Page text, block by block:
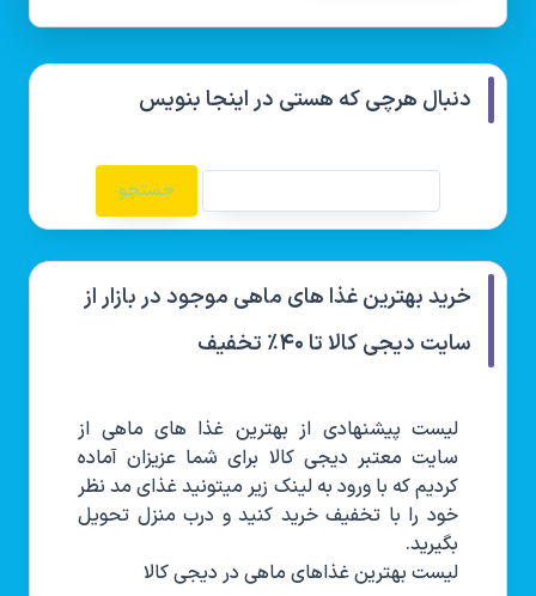
دنبال هرچی که هستی در اینجا بنویس
خرید بهترین غذا های ماهی موجود در بازار از
سایت دیجی کالا تا ۴۰٪ تخفیف
لیست پیشنهادی از بهترین غذا های ماهی از
سایت معتبر دیجی کالا برای شما عزیزان آماده
کردیم که با ورود به لینک زیر میتونید غذای مد نظر
خود را با تخفیف خرید کنید و درب منزل تحویل
بگیرید.
لیست بهترین غذاهای ماهی در دیجی کالا